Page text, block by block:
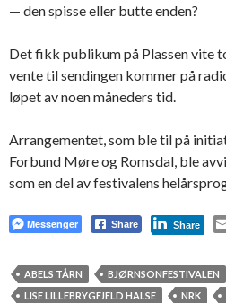
— den spisse eller butte enden?
Det fikk publikum på Plassen vite
vente til sendingen kommer på
løpet av noen måneders tid.
Arrangementet, som ble til på
Forbund Møre og Romsdal, ble
som en del av festivalens
Messenger Share Share
ABELS TÅRN BJØRNSONFESTIVALEN
LISE LILLEBRYGFJELD HALSE
NRK